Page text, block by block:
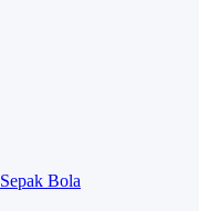
Sepak Bola